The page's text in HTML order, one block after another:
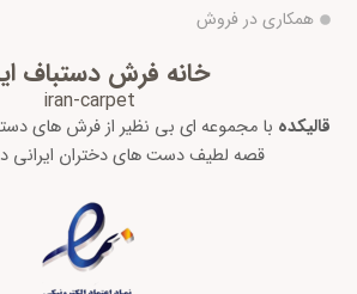
همکاری در فروش
خانه فرش دستباف
iran-carpet
قالیکده با مجموعه ای بی نظیر از فرش های
قصه لطیف دست های دختران ایرانی